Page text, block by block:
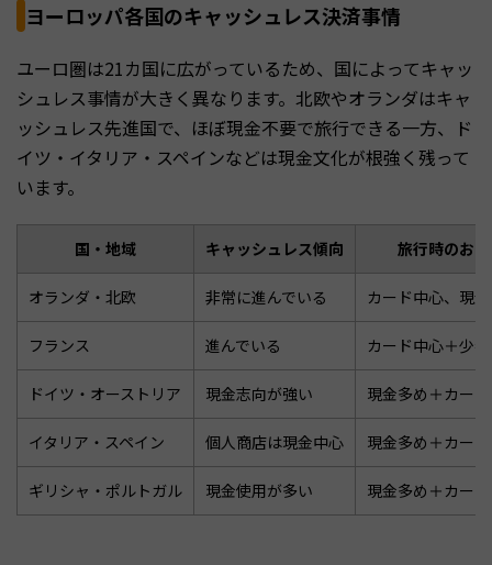
ヨーロッパ各国のキャッシュレス決済事情
ユーロ圏は21カ国に広がっているため、国によってキャッ
シュレス事情が大きく異なります。北欧やオランダはキャ
ッシュレス先進国で、ほぼ現金不要で旅行できる一方、ド
イツ・イタリア・スペインなどは現金文化が根強く残って
います。
国・地域 キャッシュレス傾向 旅行時のお
オランダ・北欧 非常に進んでいる カード中心、現
フランス 進んでいる カード中心＋少
ドイツ・オーストリア 現金志向が強い 現金多め＋カー
イタリア・スペイン 個人商店は現金中心 現金多め＋カー
ギリシャ・ポルトガル 現金使用が多い 現金多め＋カー